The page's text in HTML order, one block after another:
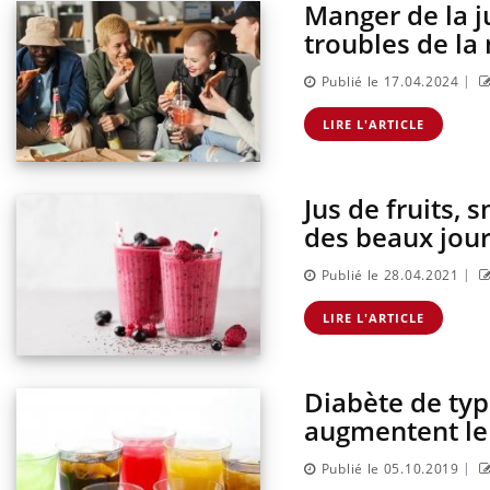
Manger de la
troubles de la
Publié le 17.04.2024 |
LIRE L'ARTICLE
Jus de fruits,
des beaux
Publié le 28.04.2021 |
LIRE L'ARTICLE
Diabète de
augmentent
Publié le 05.10.2019 |